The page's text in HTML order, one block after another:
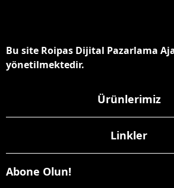
Bu site Roipas Dijital Pazarlama
yönetilmektedir.
Ürünlerimiz
Linkler
Abone Olun!